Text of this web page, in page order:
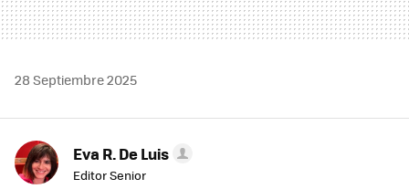
28 Septiembre 2025
Eva R. De Luis
Editor Senior